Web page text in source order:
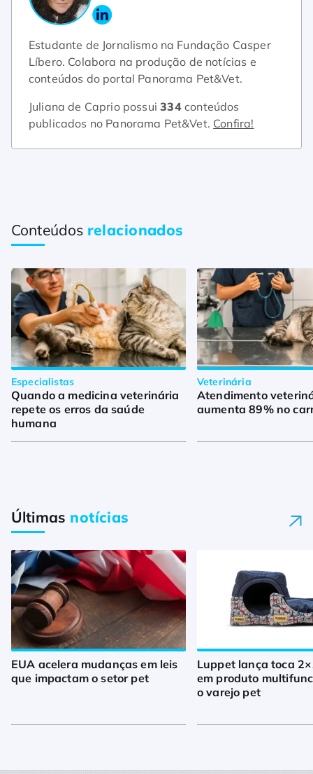
Estudante de Jornalismo na Fundação Casper
Líbero. Colabora na produção de notícias e
conteúdos do portal Panorama Pet&Vet.
Juliana de Caprio possui 334conteúdos
publicados no Panorama Pet&Vet. Confira!
Conteúdos relacionados
Especialistas
Quando a medicina veterinária
repete os erros da saúde
humana
Veterinária
Atendimento
aumenta 89% no
Últimas notícias
EUA acelera mudanças em leis
que impactam o setor pet
Luppet lança toca
em produto
o varejo pet